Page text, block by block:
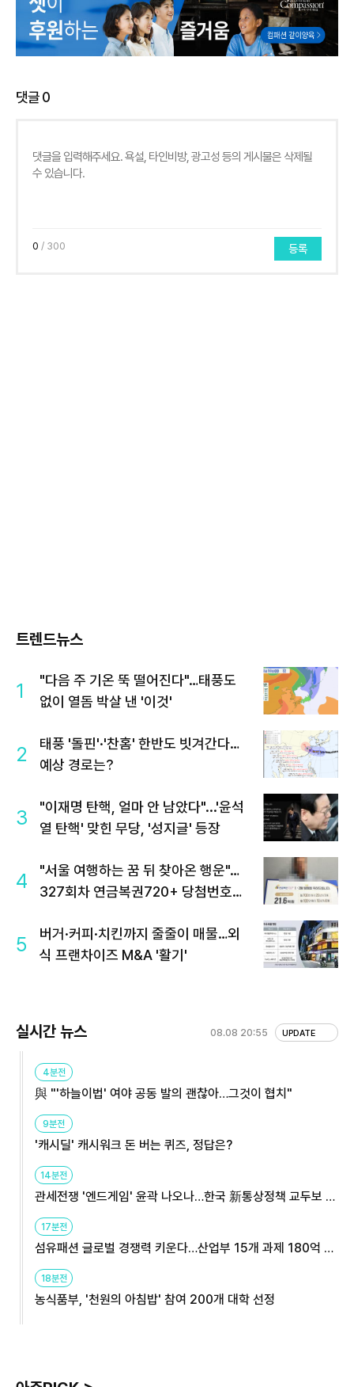
댓글0
0 / 300 등록
트렌드뉴스
1
"다음 주 기온 뚝 떨어진다"…태풍도
없이 열돔 박살 낸 '이것'
2
태풍 '돌핀'·'찬홈' 한반도 빗겨간다…
예상 경로는?
3
"이재명 탄핵, 얼마 안 남았다"...'윤석
열 탄핵' 맞힌 무당, '성지글' 등장
4
"서울 여행하는 꿈 뒤 찾아온 행운"…
327회차 연금복권720+ 당첨번호조
5
버거·커피·치킨까지 줄줄이 매물…외
식 프랜차이즈 M&A '활기'
실시간 뉴스 08.08 20:55 UPDATE
4분전
與 "'하늘이법' 여야 공동 발의 괜찮아…그것이 협치"
9분전
'캐시딜' 캐시워크 돈 버는 퀴즈, 정답은?
14분전
관세전쟁 '엔드게임' 윤곽 나오나…한국 新통상정책 교두보 활
용해야
17분전
섬유패션 글로벌 경쟁력 키운다…산업부 15개 과제 180억 지
원
18분전
농식품부, '천원의 아침밥' 참여 200개 대학 선정